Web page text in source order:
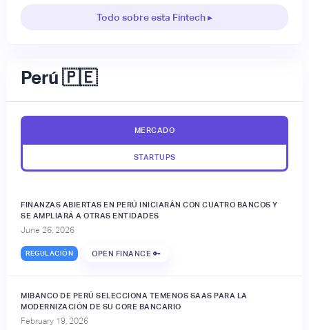
Todo sobre esta Fintech ▸
Perú 🇵🇪
MERCADO
STARTUPS
FINANZAS ABIERTAS EN PERÚ INICIARÁN CON CUATRO BANCOS Y
SE AMPLIARÁ A OTRAS ENTIDADES
June 26, 2026
REGULACIÓN OPEN FINANCE 🔑
MIBANCO DE PERÚ SELECCIONA TEMENOS SAAS PARA LA
MODERNIZACIÓN DE SU CORE BANCARIO
February 19, 2026